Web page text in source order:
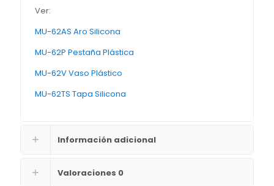
Ver:
MU-62AS Aro Silicona
MU-62P Pestaña Plástica
MU-62V Vaso Plástico
MU-62TS Tapa Silicona
Información adicional
Valoraciones 0